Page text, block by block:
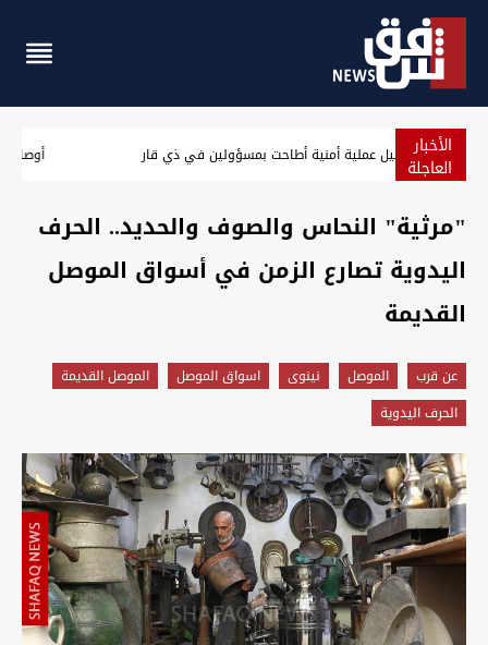
الأخبار
العاجلة كشف تفاصيل عملية أمنية أطاحت بمسؤولين في ذي قار
"مرثية" النحاس والصوف والحديد.. الحرف
اليدوية تصارع الزمن في أسواق الموصل
القديمة
عن قرب الموصل نينوى اسواق الموصل
الموصل القديمة
الحرف اليدوية